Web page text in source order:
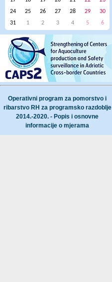
24
25 26 27 28 29
30
31
1 2 3 4 5 6
Operativni program za pomorstvo i
ribarstvo RH za programsko razdoblje
2014.-2020. - Popis i osnovne
informacije o mjerama